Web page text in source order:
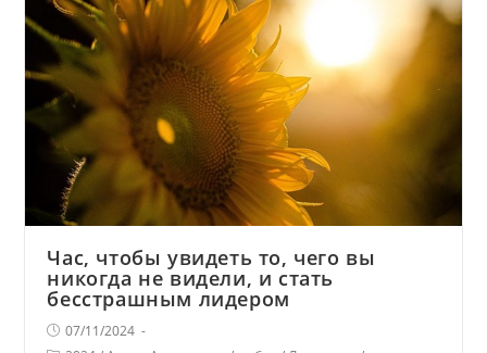
Час, чтобы увидеть то, чего вы
никогда не видели, и стать
бесстрашным лидером
07/11/2024